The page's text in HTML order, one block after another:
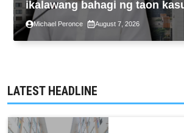
ikalawang bahagi ng taon
2.3% GDP dulot ng Middle
pagkaantala ng public
Michael Peronce August 7, 2026
LATEST HEADLINE